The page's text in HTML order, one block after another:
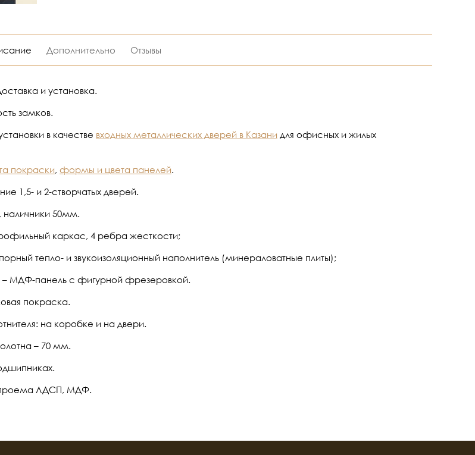
Дополнительно Отзывы
и установка.
замков.
в качестве входных металлических дверей в Казани для офисных и жилых
покраски, формы и цвета панелей.
1,5- и 2-створчатых дверей.
50мм.
каркас, 4 ребра жесткости;
тепло- и звукоизоляционный наполнитель (минераловатные плиты);
– МДФ-панель с фигурной фрезеровкой.
покраска.
на коробке и на двери.
– 70 мм.
ЛДСП, МДФ.